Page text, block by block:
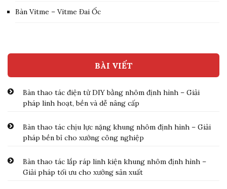
Bàn Vitme – Vitme Đai Ốc
BÀI VIẾT
Bàn thao tác điện tử DIY bằng nhôm định hình – Giải
pháp linh hoạt, bền và dễ nâng cấp
Bàn thao tác chịu lực nặng khung nhôm định hình – Giải
pháp bền bỉ cho xưởng công nghiệp
Bàn thao tác lắp ráp linh kiện khung nhôm định hình –
Giải pháp tối ưu cho xưởng sản xuất